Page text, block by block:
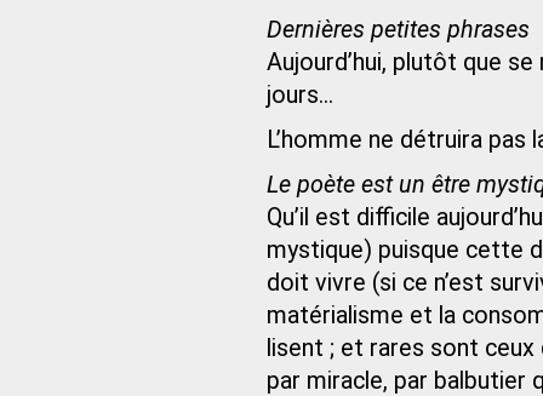
Dernières petites phrases
Aujourd’hui, plutôt que
jours...
L’homme ne détruira
Le poète est un être
Qu’il est difficile
mystique) puisque cette
doit vivre (si ce n’est
matérialisme et la
lisent ; et rares sont
par miracle, par balbutier